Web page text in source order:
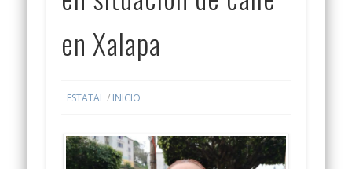
en Xalapa
ESTATAL/ INICIO